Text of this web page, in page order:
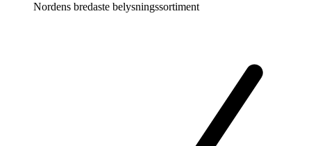
Nordens bredaste belysningssortiment